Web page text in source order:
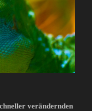
verändernden